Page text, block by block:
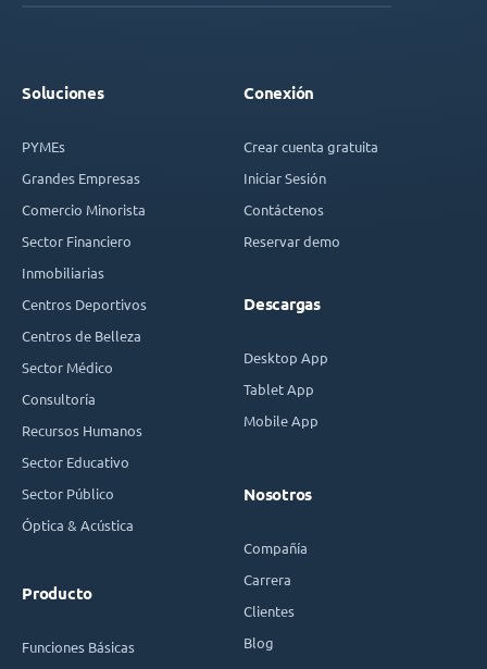
Soluciones
PYMEs
Grandes Empresas
Comercio Minorista
Sector Financiero
Inmobiliarias
Centros Deportivos
Centros de Belleza
Sector Médico
Consultoría
Recursos Humanos
Sector Educativo
Sector Público
Óptica & Acústica
Producto
Funciones Básicas
Conexión
Crear cuenta gratuita
Iniciar Sesión
Contáctenos
Reservar demo
Descargas
Desktop App
Tablet App
Mobile App
Nosotros
Compañía
Carrera
Clientes
Blog